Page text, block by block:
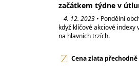
začátkem týdne v
4. 12. 2023 • Pondělní
když klíčové akciové
na hlavních trzích.
Cena zlata